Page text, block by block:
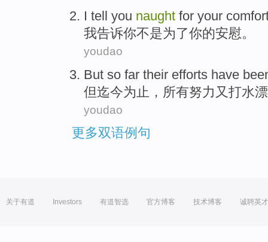
I tell you naught for your
我告诉你不是为了你的安慰。
youdao
But so far their efforts have
但迄今为止，所有努力 又打水
youdao
更多双语例句
关于有道 Investors 有道智选 官方博客 技术博客 诚聘英才